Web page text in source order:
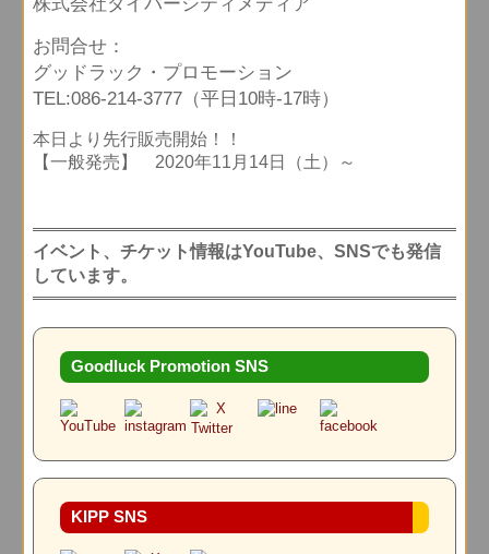
お問合せ：
グッドラック・プロモーション
TEL:086-214-3777（平日10時-17時）
本日より先行販売開始！！
【一般発売】 2020年11月14日（土）～
イベント、チケット情報はYouTube、SNSでも発信
しています。
Goodluck Promotion SNS
KIPP SNS